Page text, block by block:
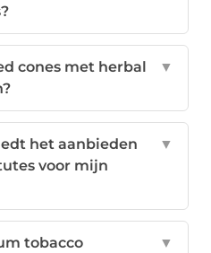
cones met herbal
▼
het aanbieden
voor mijn
▼
tobacco
▼